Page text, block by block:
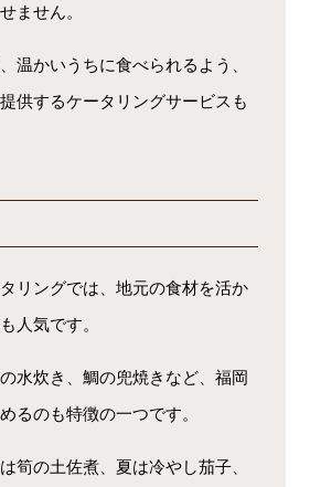
ません。
温かいうちに食べられるよう、
供するケータリングサービスも
リングでは、地元の食材を活か
人気です。
水炊き、鯛の兜焼きなど、福岡
るのも特徴の一つです。
筍の土佐煮、夏は冷やし茄子、